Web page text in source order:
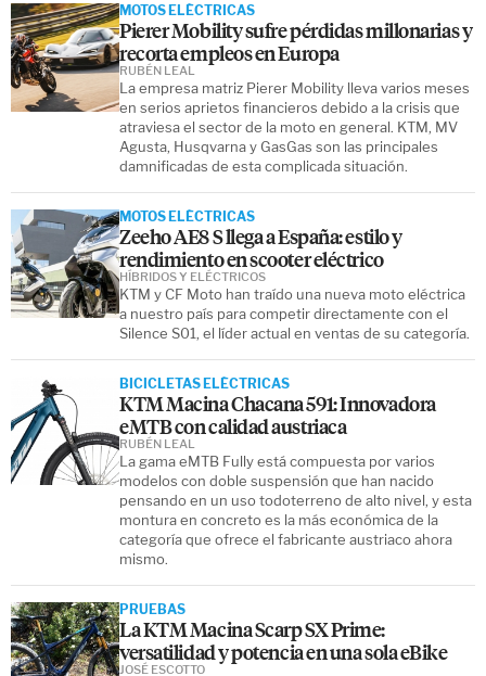
MOTOS ELÉCTRICAS
Pierer Mobility sufre pérdidas millonarias y
recorta empleos en Europa
La empresa matriz Pierer Mobility lleva varios meses
en serios aprietos financieros debido a la crisis que
atraviesa el sector de la moto en general. KTM, MV
Agusta, Husqvarna y GasGas son las principales
damnificadas de esta complicada situación.
RUBÉN LEAL
MOTOS ELÉCTRICAS
Zeeho AE8 S llega a España: estilo y
rendimiento en scooter eléctrico
KTM y CF Moto han traído una nueva moto eléctrica
a nuestro país para competir directamente con el
Silence S01, el líder actual en ventas de su categoría.
HÍBRIDOS Y ELÉCTRICOS
BICICLETAS ELÉCTRICAS
KTM Macina Chacana 591: Innovadora
eMTB con calidad austriaca
La gama eMTB Fully está compuesta por varios
modelos con doble suspensión que han nacido
pensando en un uso todoterreno de alto nivel, y esta
montura en concreto es la más económica de la
categoría que ofrece el fabricante austriaco ahora
mismo.
RUBÉN LEAL
PRUEBAS
La KTM Macina Scarp SX Prime:
versatilidad y potencia en una sola eBike
JOSÉ ESCOTTO